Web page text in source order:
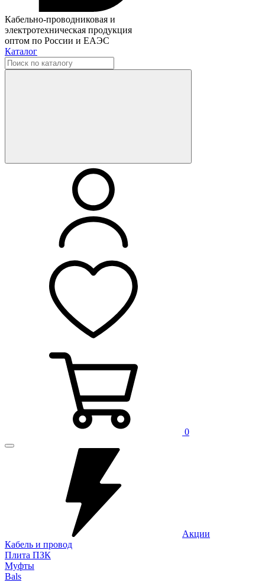
Кабельно-проводниковая и
электротехническая продукция
оптом по России и ЕАЭС
Каталог
0
Акции
Кабель и провод
Плита ПЗК
Муфты
Bals